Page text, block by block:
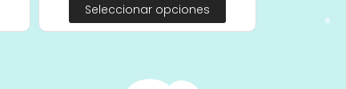
Seleccionar opciones